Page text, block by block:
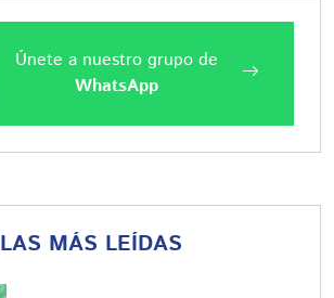
Únete a nuestro grupo de
WhatsApp
LAS MÁS LEÍDAS